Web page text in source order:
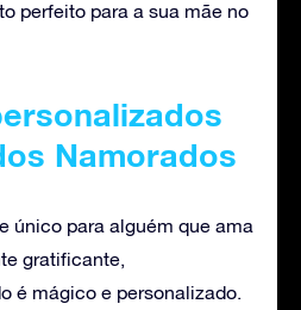
perfeito para a sua mãe no
Namorados
único para alguém que ama
gratificante,
é mágico e personalizado.